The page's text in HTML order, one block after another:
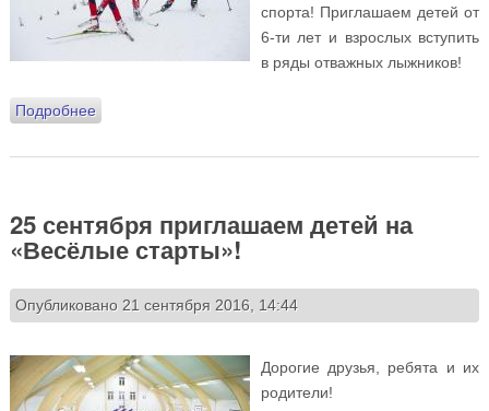
спорта! Приглашаем детей от
6-ти лет и взрослых вступить
в ряды отважных лыжников!
Подробнеео В нашей Спортивной школе открывается секция
25 сентября приглашаем детей на
«Весёлые старты»!
Опубликовано 21 сентября 2016, 14:44
Дорогие друзья, ребята и их
родители!